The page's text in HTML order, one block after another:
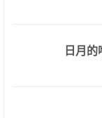
日月的